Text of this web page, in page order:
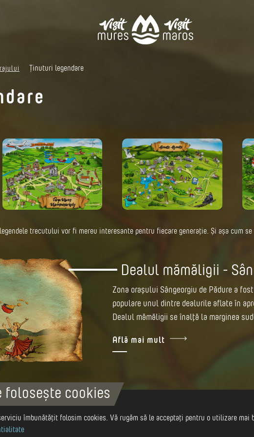
Ținuturi legendare
trecutului vor fi mereu interesante pentru fiecare generație. Și așa cum se
Dealul mămăligii -
Zona orașului Sângeorgiu de Pădure a
populare unul dintre dealurile aflate în
Dealul mămăligii se înalță la marginea
Află mai mult
Câmpia primejdiei -
Locuitorii satului Șilea Nirajului au
folosește cookies
îmbunătățit folosim cookies. Vă rugăm să le acceptați pentru o utilizare